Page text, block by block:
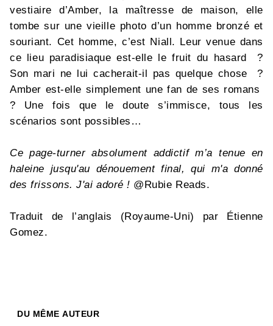
vestiaire d’Amber, la maîtresse de maison, elle
tombe sur une vieille photo d’un homme bronzé et
souriant. Cet homme, c’est Niall. Leur venue dans
ce lieu paradisiaque est-elle le fruit du hasard ?
Son mari ne lui cacherait-il pas quelque chose ?
Amber est-elle simplement une fan de ses romans
? Une fois que le doute s’immisce, tous les
scénarios sont possibles…
Ce page-turner absolument addictif m’a tenue en
haleine jusqu'au dénouement final, qui m'a donné
des frissons. J'ai adoré ! @Rubie Reads.
Traduit de l’anglais (Royaume-Uni) par Étienne
Gomez.
DU MÊME AUTEUR